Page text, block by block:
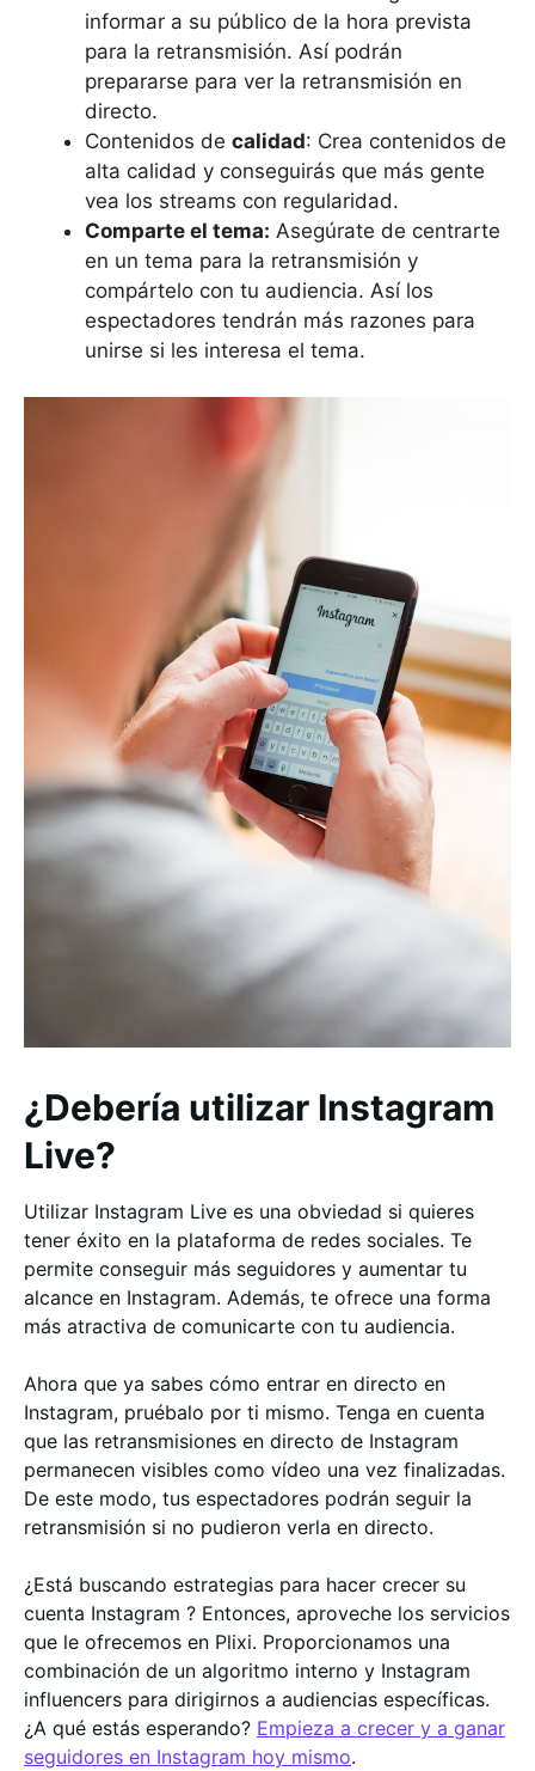
informar a su público de la hora prevista
para la retransmisión. Así podrán
prepararse para ver la retransmisión en
directo.
Contenidos de calidad: Crea contenidos de
alta calidad y conseguirás que más gente
vea los streams con regularidad.
Comparte el tema: Asegúrate de centrarte
en un tema para la retransmisión y
compártelo con tu audiencia. Así los
espectadores tendrán más razones para
unirse si les interesa el tema.
¿Debería utilizar Instagram
Live?
Utilizar Instagram Live es una obviedad si quieres
tener éxito en la plataforma de redes sociales. Te
permite conseguir más seguidores y aumentar tu
alcance en Instagram. Además, te ofrece una forma
más atractiva de comunicarte con tu audiencia.
Ahora que ya sabes cómo entrar en directo en
Instagram, pruébalo por ti mismo. Tenga en cuenta
que las retransmisiones en directo de Instagram
permanecen visibles como vídeo una vez finalizadas.
De este modo, tus espectadores podrán seguir la
retransmisión si no pudieron verla en directo.
¿Está buscando estrategias para hacer crecer su
cuenta Instagram ? Entonces, aproveche los servicios
que le ofrecemos en Plixi. Proporcionamos una
combinación de un algoritmo interno y Instagram
influencers para dirigirnos a audiencias específicas.
¿A qué estás esperando? Empieza a crecer y a ganar
seguidores en Instagram hoy mismo.